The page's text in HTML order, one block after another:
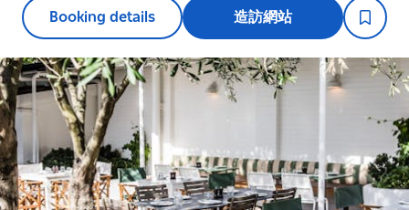
Booking details 造訪網站